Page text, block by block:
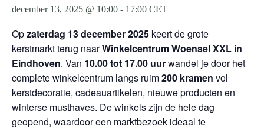
december 13, 2025 @ 10:00 - 17:00 CET
Opzaterdag 13 december 2025 keert de grote
kerstmarkt terug naarWinkelcentrum Woensel XXL in
Eindhoven. Van 10.00 tot 17.00 uurwandel je door het
complete winkelcentrum langs ruim200 kramen vol
kerstdecoratie, cadeauartikelen, nieuwe producten en
winterse musthaves. De winkels zijn de hele dag
geopend, waardoor een marktbezoek ideaal te